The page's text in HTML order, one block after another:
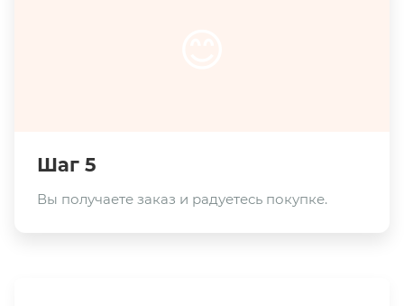
Шаг 5
Вы получаете заказ и радуетесь покупке.